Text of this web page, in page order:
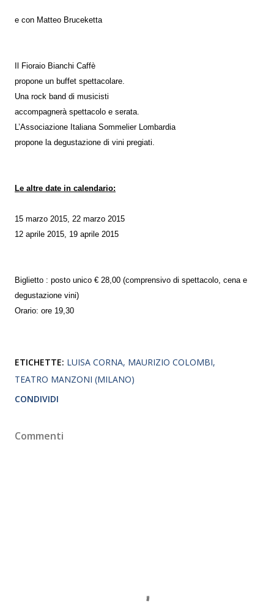
e con Matteo Bruceketta
Il Fioraio Bianchi Caffè
propone un buffet spettacolare.
Una rock band di musicisti
accompagnerà spettacolo e serata.
L’Associazione Italiana Sommelier Lombardia
propone la degustazione di vini pregiati.
Le altre date in calendario:
15 marzo 2015, 22 marzo 2015
12 aprile 2015, 19 aprile 2015
Biglietto : posto unico € 28,00 (comprensivo di spettacolo, cena e
degustazione vini)
Orario: ore 19,30
ETICHETTE: LUISA CORNA MAURIZIO COLOMBI
TEATRO MANZONI (MILANO)
CONDIVIDI
Commenti